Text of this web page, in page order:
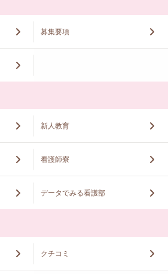
募集要項
新人教育
看護師寮
データでみる看護部
クチコミ